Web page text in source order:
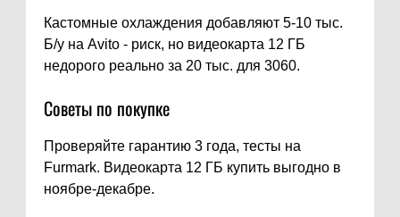
Кастомные охлаждения добавляют 5-10 тыс.
Б/у на Avito - риск, но видеокарта 12 ГБ
недорого реально за 20 тыс. для 3060.
Советы по покупке
Проверяйте гарантию 3 года, тесты на
Furmark. Видеокарта 12 ГБ купить выгодно в
ноябре-декабре.